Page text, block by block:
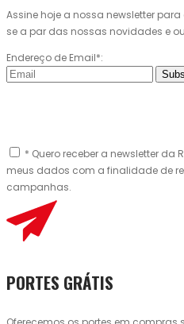
Assine hoje a nossa newsletter
se a par das nossas novidades e
Endereço de Email*:
* Quero receber a newsletter da
meus dados com a finalidade de
campanhas.
PORTES GRÁTIS